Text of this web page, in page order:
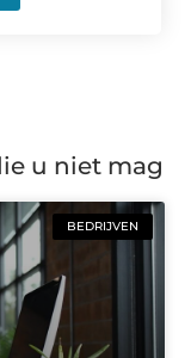
u niet mag
BEDRIJVEN